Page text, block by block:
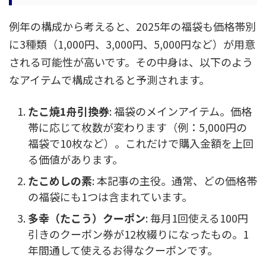
例年の構成から考えると、2025年の福袋も価格帯別
に3種類（1,000円、3,000円、5,000円など）が用意
される可能性が高いです。その中身は、以下のよう
なアイテムで構成されると予測されます。
たこ焼1舟引換券: 福袋のメインアイテム。価格
帯に応じて枚数が変わります（例：5,000円の
福袋で10枚など）。これだけで購入金額を上回
る価値があります。
たこめしの素: 本記事の主役。通常、どの価格帯
の福袋にも1つは含まれています。
多幸（たこう）クーポン: 毎月1回使える100円
引きのクーポン券が12枚綴りになったもの。1
年間通して使えるお得なクーポンです。